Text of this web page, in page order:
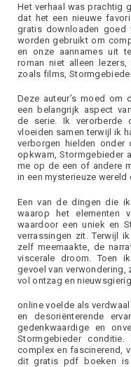
Het verhaal was prachtig
dat het een nieuwe
gratis downloaden goed
worden gebruikt om
en onze aannames uit
roman niet alleen lezers,
zoals films,
Deze auteur’s moed om
een belangrijk aspect
de serie. Ik verorberde
vloeiden samen terwijl ik
verborgen hielden
opkwam, Stormgebieder
me op de een of andere
in een mysterieuze
Een van de dingen die
waarop het elementen
waardoor een uniek en
verrassingen zit. Terwijl
zelf meemaakte, de
viscerale droom. Toen
gevoel van verwondering,
vol ontzag en
online voelde als
en desoriënterende
gedenkwaardige en
Stormgebieder
complex en fascinerend,
dit gratis pdf boeken is